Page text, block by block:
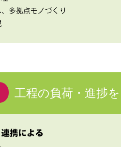
工程の負荷・進捗